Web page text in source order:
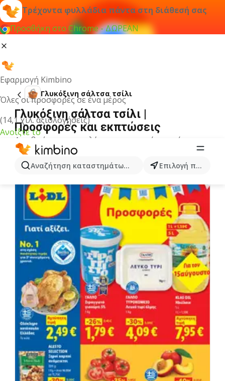
Τρέχοντα φυλλάδια πάντα στη διάθεσή σας
Προσθήκη στο Chrome - ΔΩΡΕΑΝ
Εφαρμογή Kimbino
Όλες οι προσφορές σε ένα μέρος
(14,1 χιλ. αξιολογήσεις)
Ανοίξτε το
Αναζήτηση καταστημάτων, κατηγοριών, προϊόντων...
Επιλογή πόλης
Γλυκόξινη σάλτσα τσίλι
Γλυκόξινη σάλτσα τσίλι |
Προσφορές και εκπτώσεις
Δεν βρήκαμε αποτελέσματα για αυτόν τον όρο.
Άλλα φυλλάδια από την κατηγορία